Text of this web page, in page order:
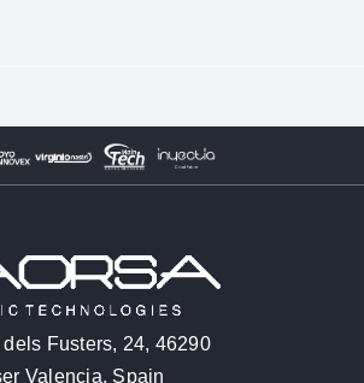
dels Fusters, 24, 46290
Valencia, Spain